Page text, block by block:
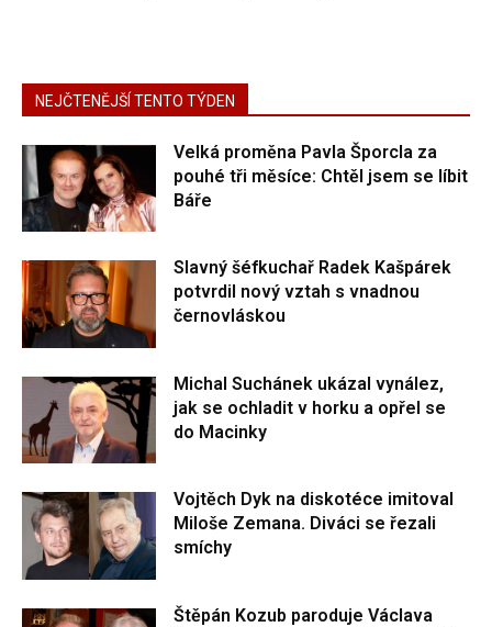
NEJČTENĚJŠÍ TENTO TÝDEN
Velká proměna Pavla Šporcla za
pouhé tři měsíce: Chtěl jsem se líbit
Báře
Slavný šéfkuchař Radek Kašpárek
potvrdil nový vztah s vnadnou
černovláskou
Michal Suchánek ukázal vynález,
jak se ochladit v horku a opřel se
do Macinky
Vojtěch Dyk na diskotéce imitoval
Miloše Zemana. Diváci se řezali
smíchy
Štěpán Kozub paroduje Václava